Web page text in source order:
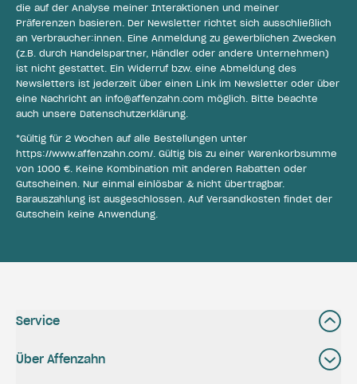
die auf der Analyse meiner Interaktionen und meiner
Präferenzen basieren. Der Newsletter richtet sich ausschließlich
an Verbraucher:innen. Eine Anmeldung zu gewerblichen Zwecken
(z.B. durch Handelspartner, Händler oder andere Unternehmen)
ist nicht gestattet. Ein Widerruf bzw. eine Abmeldung des
Newsletters ist jederzeit über einen Link im Newsletter oder über
eine Nachricht an info@affenzahn.com möglich. Bitte beachte
auch unsere Datenschutzerklärung.
*Gültig für 2 Wochen auf alle Bestellungen unter
https://www.affenzahn.com/. Gültig bis zu einer Warenkorbsumme
von 1000 €. Keine Kombination mit anderen Rabatten oder
Gutscheinen. Nur einmal einlösbar & nicht übertragbar.
Barauszahlung ist ausgeschlossen. Auf Versandkosten findet der
Gutschein keine Anwendung.
Service
Über Affenzahn